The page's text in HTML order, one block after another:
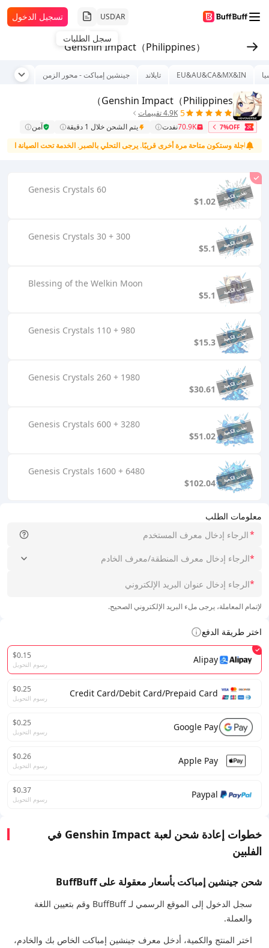
AR
USD
سجل الطلبات
تسجيل الدخول
Genshin Impact（Philippines）
معلومات الطلب
*
*الرجاء إدخال معرف المنطقة/معرف الخادم
*
لإتمام المعاملة، يرجى ملء البريد الإلكتروني الصحيح.
اختر طريقة الدفع
Alipay
$0.15
رسوم التحويل
Credit Card/Debit Card/Prepaid Card
$0.25
رسوم التحويل
Google Pay
$0.25
رسوم التحويل
Apple Pay
$0.26
رسوم التحويل
Paypal
$0.37
رسوم التحويل
EU&AU&CA&MX&IN تايلاند جينشين إمباكت - محور الزمن عالمي
Genshin Impact（Philippines）
5 4.9K تقييمات
7%OFF
70.9Kنفدت يتم الشحن خلال 1 دقيقة
آمن
العاجلة وستكون متاحة مرة أخرى قريبًا. يرجى التحلي بالصبر.الخدمة تحت الصيانة
60 Genesis Crystals
$1.02
300 + 30 Genesis Crystals
$5.1
Blessing of the Welkin Moon
$5.1
980 + 110 Genesis Crystals
$15.3
1980 + 260 Genesis Crystals
$30.61
3280 + 600 Genesis Crystals
$51.02
6480 + 1600 Genesis Crystals
$102.04
خطوات إعادة شحن لعبة Genshin Impact في
الفلبين
شحن جينشين إمباكت بأسعار معقولة على BuffBuff
سجل الدخول إلى الموقع الرسمي لـ BuffBuff وقم بتعيين اللغة
والعملة.
اختر المنتج والكمية، أدخل معرف جينشين إمباكت الخاص بك والخادم،